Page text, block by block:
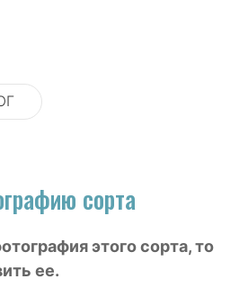
сорта
этого сорта, то
ее.